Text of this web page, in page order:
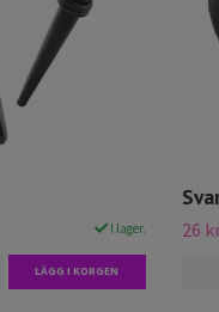
I lager.
LÄGG I KORGEN
26